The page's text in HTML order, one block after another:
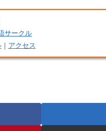
サークル
｜ アクセス